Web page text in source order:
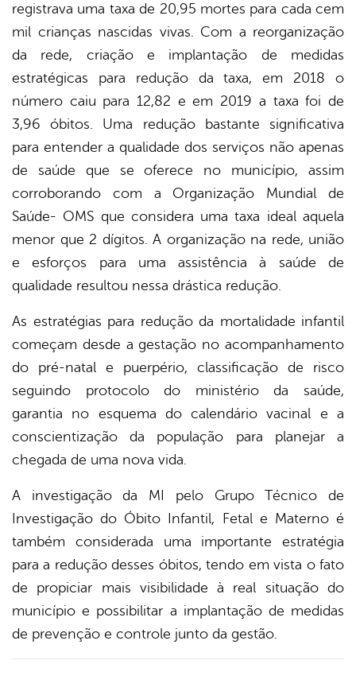
registrava uma taxa de 20,95 mortes para cada cem
mil crianças nascidas vivas. Com a reorganização
da rede, criação e implantação de medidas
estratégicas para redução da taxa, em 2018 o
número caiu para 12,82 e em 2019 a taxa foi de
3,96 óbitos. Uma redução bastante significativa
para entender a qualidade dos serviços não apenas
de saúde que se oferece no município, assim
corroborando com a Organização Mundial de
Saúde- OMS que considera uma taxa ideal aquela
menor que 2 dígitos. A organização na rede, união
e esforços para uma assistência à saúde de
qualidade resultou nessa drástica redução.
As estratégias para redução da mortalidade infantil
começam desde a gestação no acompanhamento
do pré-natal e puerpério, classificação de risco
seguindo protocolo do ministério da saúde,
garantia no esquema do calendário vacinal e a
conscientização da população para planejar a
chegada de uma nova vida.
A investigação da MI pelo Grupo Técnico de
Investigação do Óbito Infantil, Fetal e Materno é
também considerada uma importante estratégia
para a redução desses óbitos, tendo em vista o fato
de propiciar mais visibilidade à real situação do
município e possibilitar a implantação de medidas
de prevenção e controle junto da gestão.